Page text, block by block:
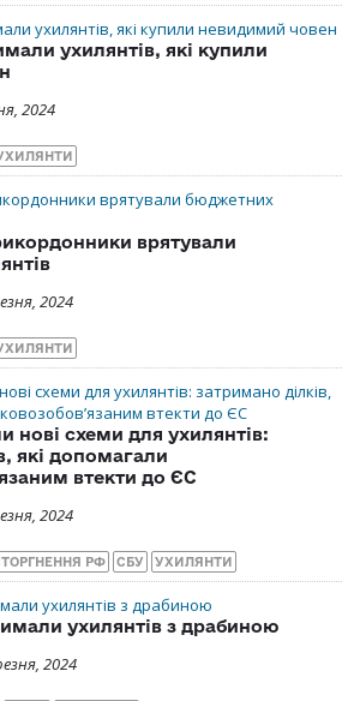
ухилянтів, які купили
2024
врятували
2024
нові схеми для ухилянтів:
які допомагали
втекти до ЄС
2024
РФ СБУ УХИЛЯНТИ
ухилянтів з драбиною
2024